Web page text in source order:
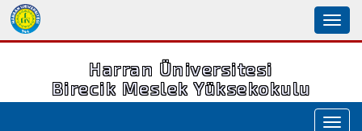
Harran Üniversitesi
Birecik Meslek Yüksekokulu